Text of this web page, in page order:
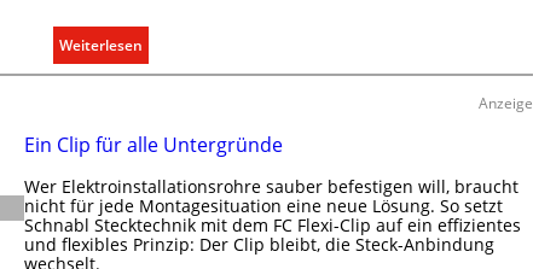
Weiterlesen:
R
m
l
i
m
Anzeige
Ein Clip für alle Untergründe
Wer Elektroinstallationsrohre sauber befestigen will, braucht
nicht für jede Montagesituation eine neue Lösung. So setzt
Schnabl Stecktechnik mit dem FC Flexi-Clip auf ein effizientes
und flexibles Prinzip: Der Clip bleibt, die Steck-Anbindung
wechselt.